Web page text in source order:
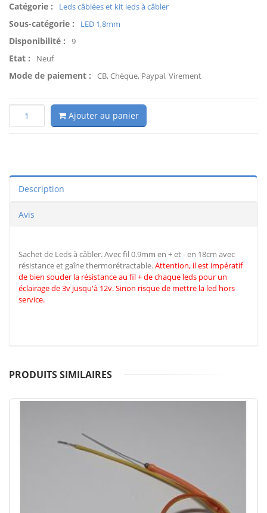
Catégorie : Leds câblées et kit leds à câbler
Sous-catégorie : LED 1,8mm
Disponibilité : 9
Etat : Neuf
Mode de paiement : CB, Chèque, Paypal, Virement
Ajouter au panier
Description
Avis
Sachet de Leds à câbler. Avec fil 0.9mm en + et - en 18cm avec
résistance et gaîne thermorétractable.Attention, il est impératif
de bien souder la résistance au fil + de chaque leds pour un
éclairage de 3v jusqu'à 12v. Sinon risque de mettre la led hors
service.
PRODUITS SIMILAIRES